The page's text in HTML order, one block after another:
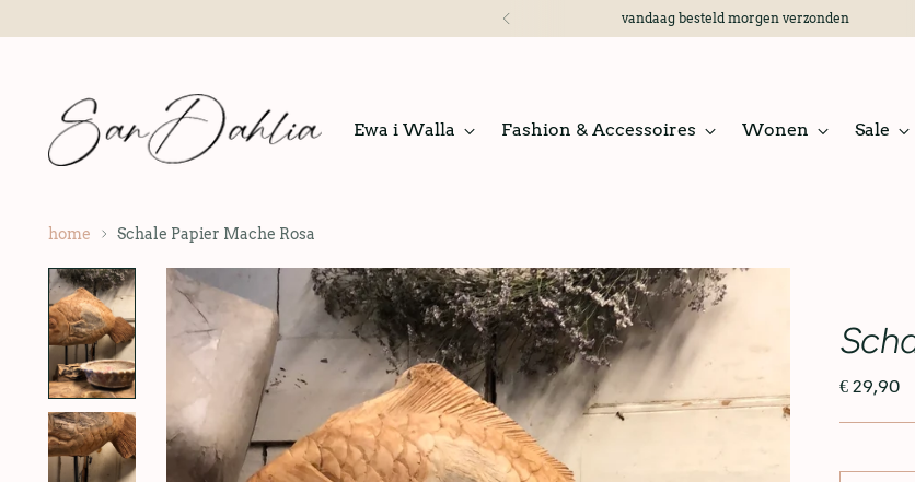
vandaag besteld morgen verzonden
Ewa i Walla Fashion & Accessoires Wonen Sale
home Schale Papier Mache Rosa
€ 29,90